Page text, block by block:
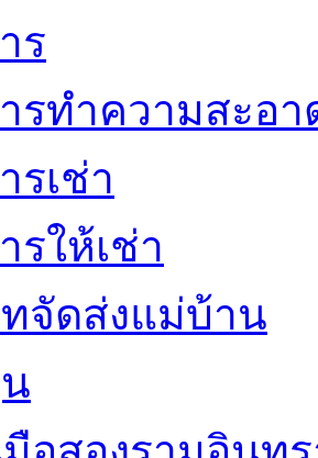
ร
รทำความสะอา
รเช่า
รให้เช่า
จัดส่งแม่บ้าน